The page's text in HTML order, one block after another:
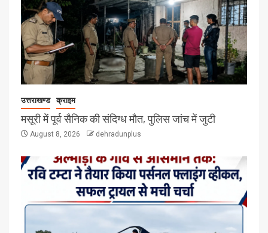
उत्तराखण्ड क्राइम
मसूरी में पूर्व सैनिक की संदिग्ध मौत, पुलिस जांच में जुटी
August 8, 2026 dehradunplus